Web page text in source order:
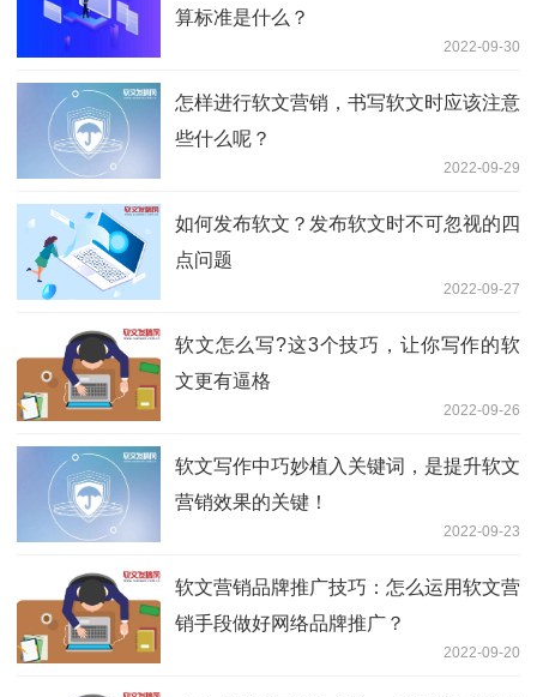
算标准是什么？
2022-09-30
怎样进行软文营销，书写软文时应该注意
些什么呢？
2022-09-29
如何发布软文？发布软文时不可忽视的四
点问题
2022-09-27
软文怎么写?这3个技巧，让你写作的软
文更有逼格
2022-09-26
软文写作中巧妙植入关键词，是提升软文
营销效果的关键！
2022-09-23
软文营销品牌推广技巧：怎么运用软文营
销手段做好网络品牌推广？
2022-09-20